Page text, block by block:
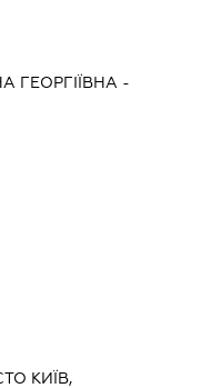
ГЕОРГІЇВНА -
КИЇВ,